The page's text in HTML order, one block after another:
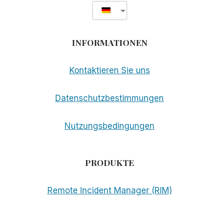
INFORMATIONEN
Kontaktieren Sie uns
Datenschutzbestimmungen
Nutzungsbedingungen
PRODUKTE
Remote Incident Manager (RIM)